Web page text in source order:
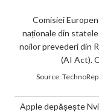
Comisiei
naționale din
noilor prevederi din
(AI Act).
Source:
Apple depășește